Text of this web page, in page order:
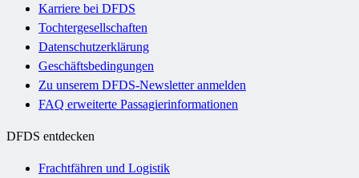
Karriere bei DFDS
Tochtergesellschaften
Datenschutzerklärung
Geschäftsbedingungen
Zu unserem DFDS-Newsletter anmelden
FAQ erweiterte Passagierinformationen
DFDS entdecken
Frachtfähren und Logistik